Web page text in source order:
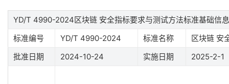
YD/T 4990-2024区块链 安全指标要求与测试方法标准基础信息
标准编号
YD/T 4990-2024 标准名称
区块链 安
批准日期
2024-10-24 实施日期 2025-2-1